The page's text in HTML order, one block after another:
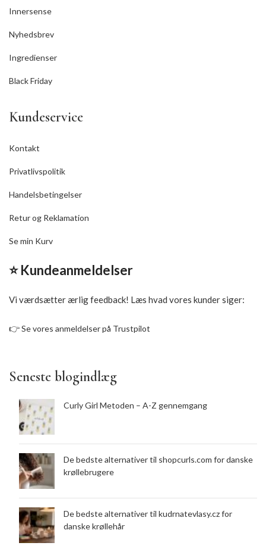
Innersense
Nyhedsbrev
Ingredienser
Black Friday
Kundeservice
Kontakt
Privatlivspolitik
Handelsbetingelser
Retur og Reklamation
Se min Kurv
⭐ Kundeanmeldelser
Vi værdsætter ærlig feedback! Læs hvad vores kunder siger:
👉Se vores anmeldelser på Trustpilot
Seneste blogindlæg
Curly Girl Metoden – A-Z gennemgang
De bedste alternativer til shopcurls.com for danske
krøllebrugere
De bedste alternativer til kudrnatevlasy.cz for
danske krøllehår